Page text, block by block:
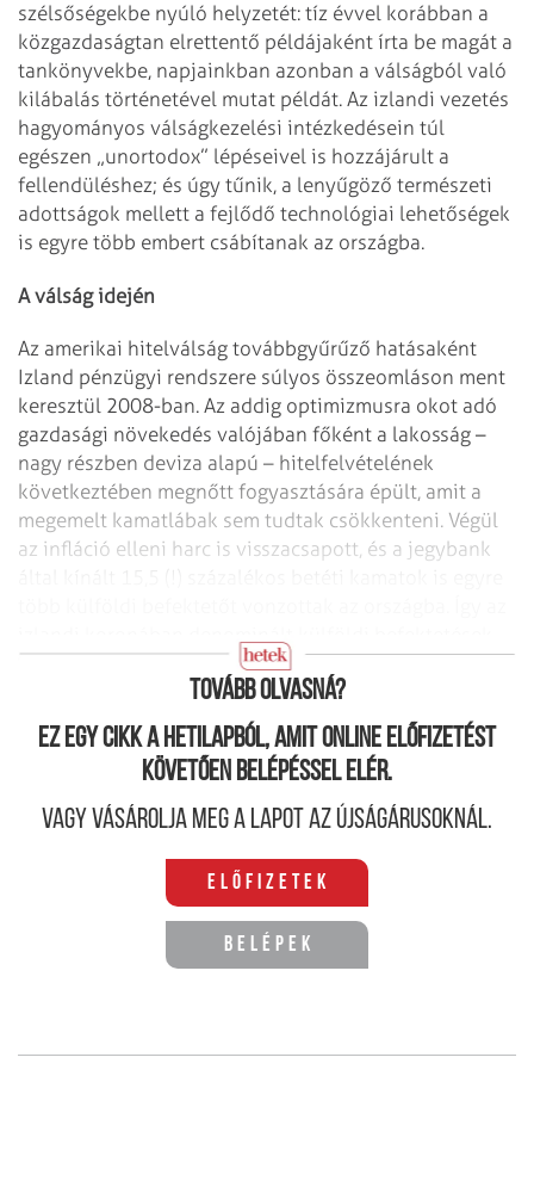
szélsőségekbe nyúló helyzetét: tíz évvel korábban a
közgazdaságtan elrettentő példá­jaként írta be magát a
tankönyvekbe, napjainkban azonban a válságból való
kilábalás történetével mutat példát. Az izlandi vezetés
hagyományos válságkezelési intézkedésein túl
egészen „unortodox” lépéseivel is hozzájárult a
fellendüléshez; és úgy tűnik, a lenyűgöző természeti
adottságok mellett a fejlődő technológiai lehetőségek
is egyre több embert csábítanak az országba.
A válság idején
Az amerikai hitelválság továbbgyűrűző hatásaként
Izland pénzügyi rendszere súlyos összeomláson ment
keresztül 2008-ban. Az addig optimizmusra okot adó
gazdasági növekedés valójában főként a lakosság –
nagy részben deviza alapú – hitelfelvételének
következtében megnőtt fogyasztására épült, amit a
megemelt kamatlábak sem tudtak csökkenteni. Végül
az infláció elleni harc is visszacsapott, és a jegybank
száma megugrott, jókora „hitelboom”-ot gerjesztve.
Tovább olvasná?
Ez egy cikk a hetilapból, amit online előfizetést
követően belépéssel elér.
Vagy vásárolja meg a lapot az újságárusoknál.
Előfizetek
Belépek